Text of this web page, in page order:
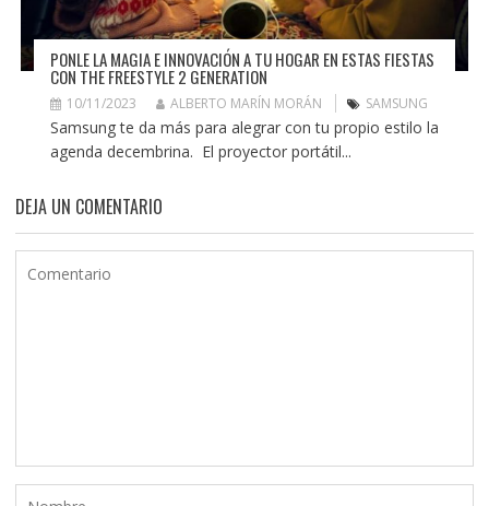
PONLE LA MAGIA E INNOVACIÓN A TU HOGAR EN ESTAS FIESTAS
CON THE FREESTYLE 2 GENERATION
10/11/2023 ALBERTO MARÍN MORÁN SAMSUNG
Samsung te da más para alegrar con tu propio estilo la
agenda decembrina. El proyector portátil...
DEJA UN COMENTARIO